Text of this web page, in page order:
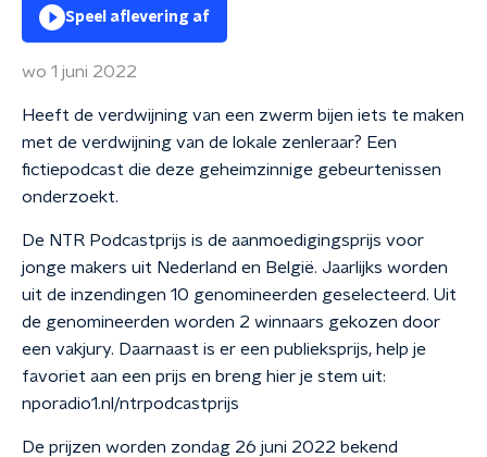
Speel aflevering af
wo 1 juni 2022
Heeft de verdwijning van een zwerm bijen iets te maken
met de verdwijning van de lokale zenleraar? Een
fictiepodcast die deze geheimzinnige gebeurtenissen
onderzoekt.
De NTR Podcastprijs is de aanmoedigingsprijs voor
jonge makers uit Nederland en België. Jaarlijks worden
uit de inzendingen 10 genomineerden geselecteerd. Uit
de genomineerden worden 2 winnaars gekozen door
een vakjury. Daarnaast is er een publieksprijs, help je
favoriet aan een prijs en breng hier je stem uit:
nporadio1.nl/ntrpodcastprijs
De prijzen worden zondag 26 juni 2022 bekend